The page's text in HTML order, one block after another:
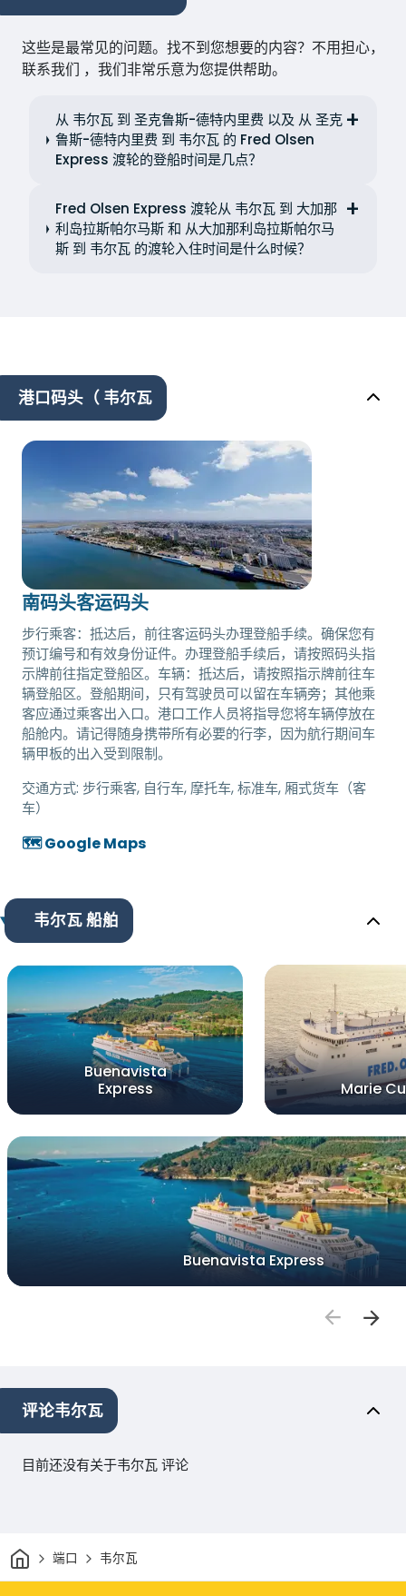
这些是最常见的问题。找不到您想要的内容？不用担心，
联系我们 ，我们非常乐意为您提供帮助。
从 韦尔瓦 到 圣克鲁斯-德特内里费 以及 从 圣克
鲁斯-德特内里费 到 韦尔瓦 的 Fred Olsen
Express 渡轮的登船时间是几点？
Fred Olsen Express 渡轮从 韦尔瓦 到 大加那
利岛拉斯帕尔马斯 和 从大加那利岛拉斯帕尔马
斯 到 韦尔瓦 的渡轮入住时间是什么时候？
港口码头（ 韦尔瓦
南码头客运码头
步行乘客：抵达后，前往客运码头办理登船手续。确保您有
预订编号和有效身份证件。办理登船手续后，请按照码头指
示牌前往指定登船区。车辆：抵达后，请按照指示牌前往车
辆登船区。登船期间，只有驾驶员可以留在车辆旁；其他乘
客应通过乘客出入口。港口工作人员将指导您将车辆停放在
船舱内。请记得随身携带所有必要的行李，因为航行期间车
辆甲板的出入受到限制。
交通方式: 步行乘客, 自行车, 摩托车, 标准车, 厢式货车（客
车）
🗺️ Google Maps
韦尔瓦 船舶
Buenavista
Express
Marie
Buenavista Express
评论韦尔瓦
目前还没有关于韦尔瓦 评论
家 端口 韦尔瓦